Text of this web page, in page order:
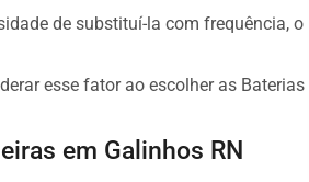
de substituí-la com frequência, o
esse fator ao escolher as Baterias
em Galinhos RN